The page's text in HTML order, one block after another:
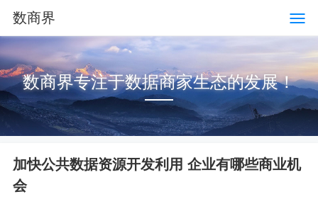
数商界
数商界专注于数据商家生态的发展！
加快公共数据资源开发利用 企业有哪些商业机
会